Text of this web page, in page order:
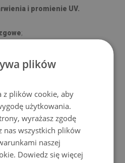
i promienie UV.
;
powstałe przy
czasu (np. przetarcia) nie
nie używaj silnych środków
plików
z plików cookie, aby
użytkowania.
wyrażasz zgodę
nas wszystkich plików
naszej
Dowiedz się więcej